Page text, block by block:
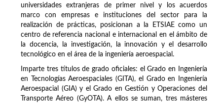
universidades extranjeras de primer nivel y los acuerdos
marco con empresas e instituciones del sector para la
realización de prácticas, posicionan a la ETSIAE como un
centro de referencia nacional e internacional en el ámbito de
la docencia, la investigación, la innovación y el desarrollo
tecnológico en el área de la ingeniería aeroespacial.
Imparte tres títulos de grado oficiales: el Grado en Ingeniería
en Tecnologías Aeroespaciales (GITA), el Grado en Ingeniería
Aeroespacial (GIA) y el Grado en Gestión y Operaciones del
Transporte Aéreo (GyOTA). A ellos se suman, tres másteres